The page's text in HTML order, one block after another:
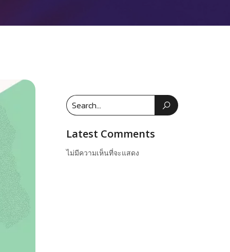
Latest Comments
ไม่มีความเห็นที่จะแสดง